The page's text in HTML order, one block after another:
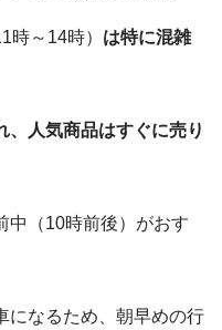
時～14時） は特に混雑
、人気商品はすぐに売り
中（10時前後）がおす
になるため、朝早めの行